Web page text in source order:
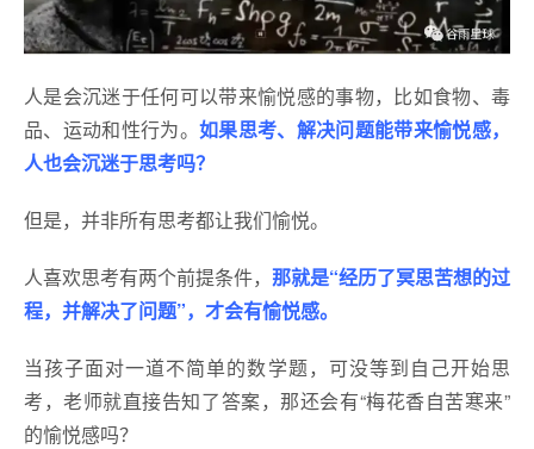
人是会沉迷于任何可以带来愉悦感的事物，比如食物、毒
品、运动和性行为。 如果思考、解决问题能带来愉悦感，
人也会沉迷于思考吗？
但是，并非所有思考都让我们愉悦。
人喜欢思考有两个前提条件， 那就是“经历了冥思苦想的过
程，并解决了问题”，才会有愉悦感。
当孩子面对一道不简单的数学题，可没等到自己开始思
考，老师就直接告知了答案，那还会有“梅花香自苦寒来”
的愉悦感吗？